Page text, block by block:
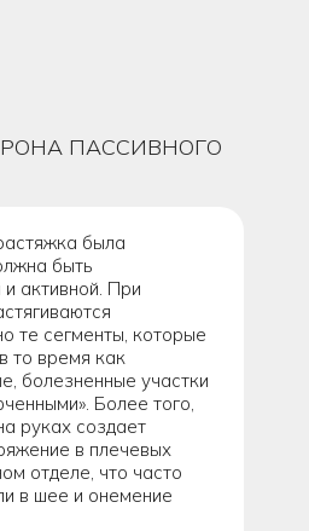
ПАССИВНОГО
была
быть
активной. При
те сегменты, которые
то время как
болезненные участки
Более того,
руках создает
в плечевых
отделе, что часто
в шее и онемение